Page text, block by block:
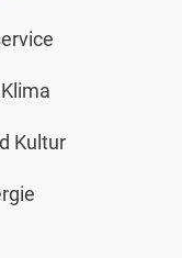
Kultur